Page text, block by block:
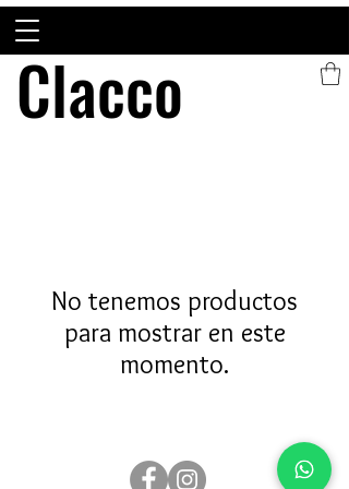
Clacco
Clacco
No tenemos productos
para mostrar en este
momento.